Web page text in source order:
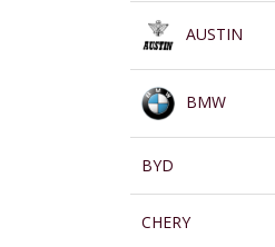
AUSTIN
BMW
BYD
CHERY